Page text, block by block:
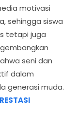
motivasi
sehingga siswa
tetapi juga
seni dan
dalam
generasi muda.